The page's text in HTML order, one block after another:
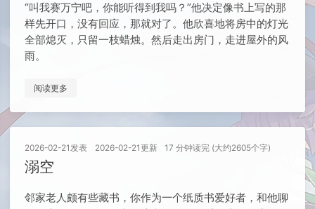
“叫我赛万宁吧，你能听得到我吗？”他决定像书上写的那
样先开口，没有回应，那就对了。他欣喜地将房中的灯光
全部熄灭，只留一枝蜡烛。然后走出房门，走进屋外的风
雨。
阅读更多
2026-02-21发表 2026-02-21更新 17 分钟读完 (大约2605个字)
溺空
邻家老人颇有些藏书，你作为一个纸质书爱好者，和他聊